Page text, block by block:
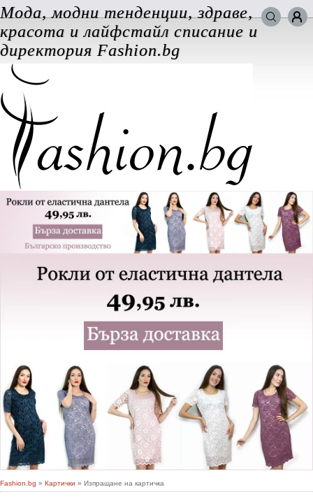
Мода, модни тенденции, здраве,
красота и лайфстайл списание и
директория Fashion.bg
ВХОД за потребители
Fashion.bg » Картички » Изпращане на картичка